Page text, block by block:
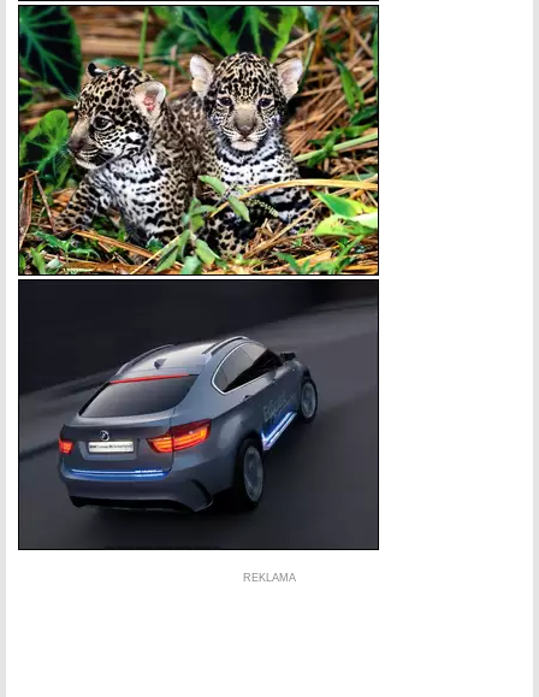
REKLAMA